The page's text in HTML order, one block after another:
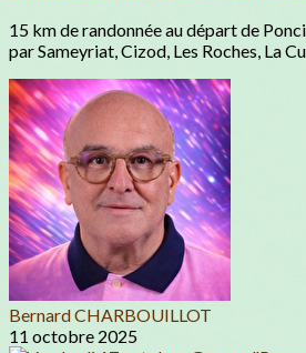
15 km de randonnée au départ de
par Sameyriat, Cizod, Les Roches, La
Bernard CHARBOUILLOT
11 octobre 2025